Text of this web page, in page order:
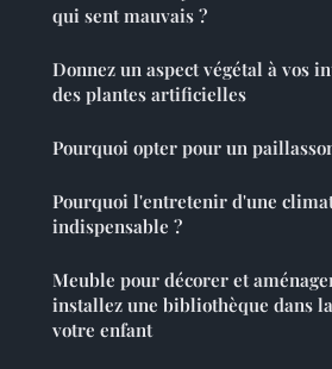
qui sent mauvais ?
Donnez un aspect végétal à vos
des plantes artificielles
Pourquoi opter pour un
Pourquoi l'entretenir d'une
indispensable ?
Meuble pour décorer et
installez une bibliothèque dans
votre enfant